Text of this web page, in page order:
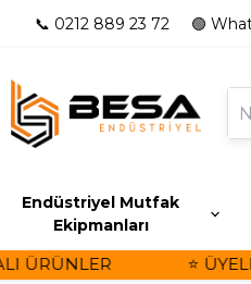
📞 0212 889 23 72 🟢
Endüstriyel Mutfak
Ekipmanları
⭐